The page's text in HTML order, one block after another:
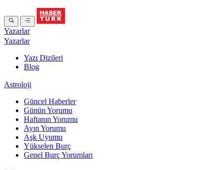
Yazarlar
Yazarlar
Yazı Dizileri
Blog
Astroloji
Güncel Haberler
Günün Yorumu
Haftanın Yorumu
Ayın Yorumu
Aşk Uyumu
Yükselen Burç
Genel Burç Yorumları